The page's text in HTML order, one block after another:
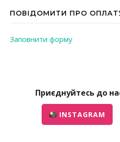
ПОВІДОМИТИ ПРО
Заповнити форму
Приєднуйтесь до
INSTAGRAM